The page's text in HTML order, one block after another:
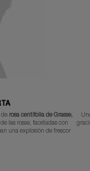
de rosa centifolia de Grasse,
las rosas, facetadas con
una explosión de frescor